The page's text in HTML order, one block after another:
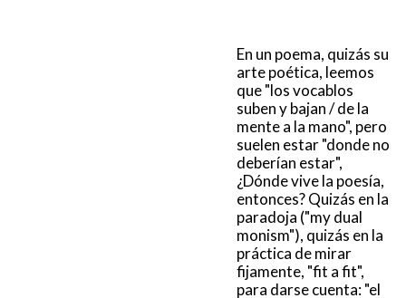
En un poema, quizás su
arte poética, leemos
que "los vocablos
suben y bajan / de la
mente a la mano", pero
suelen estar "donde no
deberían estar",
¿Dónde vive la poesía,
entonces? Quizás en la
paradoja ("my dual
monism"), quizás en la
práctica de mirar
fijamente, "fit a fit",
para darse cuenta: "el